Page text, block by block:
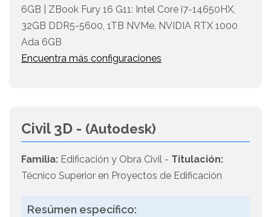
6GB | ZBook Fury 16 G11: Intel Core i7-14650HX,
32GB DDR5-5600, 1TB NVMe, NVIDIA RTX 1000
Ada 6GB
Encuentra más configuraciones
Civil 3D - (Autodesk)
Familia: Edificación y Obra Civil - Titulación:
Técnico Superior en Proyectos de Edificación
Resúmen específico: